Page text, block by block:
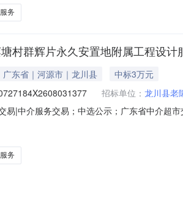
务
村群辉片永久安置地附属工程设计
广东省｜河源市｜龙川县
中标3万元
招标单位： 龙川县老
易|中介服务交易；中选公示；广东省中介超
最终以县财政或第三方公司审定为准。选取
务